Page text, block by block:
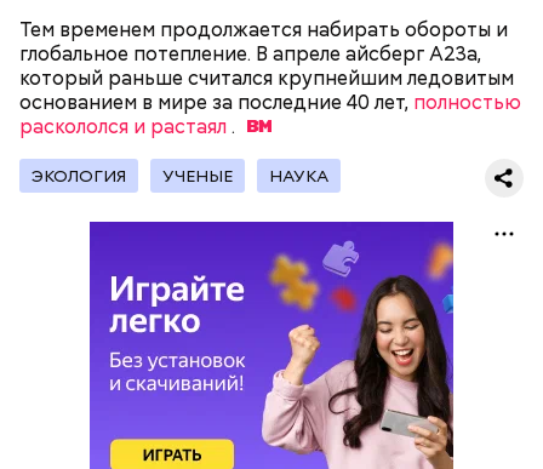
Тем временем продолжается набирать обороты и
глобальное потепление. В апреле айсберг А23а,
который раньше считался крупнейшим ледовитым
основанием в мире за последние 40 лет, полностью
раскололся и растаял.
ЭКОЛОГИЯ УЧЕНЫЕ НАУКА
Международный день бесконечности придумал
американский философ Жан-Пьер Ади Феньо в
бесконечности, то и дата была выбрана «08.08». В
этот праздник организуются тематические лекции
по математике и философии, а также проводят
выставки на тему бесконечности.
День малины со сливками отмечается в США в
честь вкусового сочетания этой ягоды со сливками.
В этот праздник люди едят не только малину со
сливками, но и другие десерты на основе этих
двух ингредиентов. Их можно купить в магазине
или сделать самостоятельно вместе со своими
родными и близкими.
— Кабачки нужно натереть длинными слайсами
(это можно сделать на специальной терке),
похожими на спагетти, и уложить в противень.
Дальше нужно добавить немного растительного
масла, соль, а сверху бросить хаотично
порезанную брынзу. Затем добавляются помидоры
черри или грунтовые, — рассказал шеф-повар.